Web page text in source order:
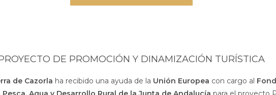
DE PROMOCIÓN Y DINAMIZACIÓN TURÍSTICA
de Cazorla ha recibido una ayuda de la Unión Europea con cargo al